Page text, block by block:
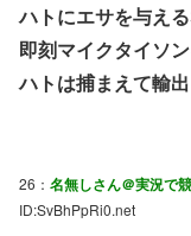
ハトにエサを与え
即刻マイクタイソ
ハトは捕まえて輸
26： 名無しさん＠実況で
ID:SvBhPpRi0.net